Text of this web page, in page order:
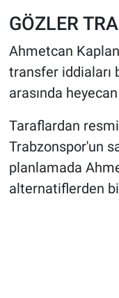
GÖZLER
Ahmetcan
transfer
arasında
Taraflardan
Trabzonspor'un
planlamada
alternatiflerden